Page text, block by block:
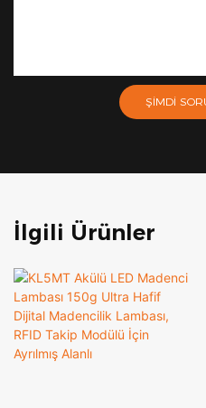
ŞIMDI
İlgili Ürünler